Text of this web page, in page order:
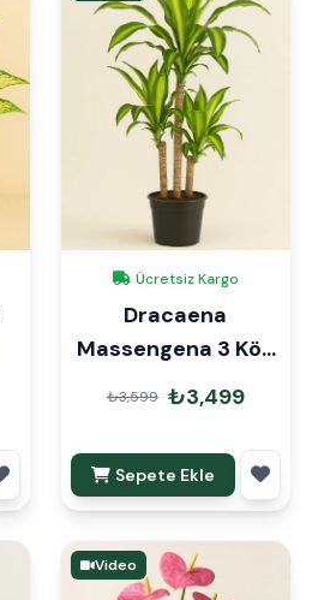
Ücretsiz Kargo
Dracaena
Massengena 3 Kök
110cm
₺3,599 ₺3,499
Sepete Ekle
Video